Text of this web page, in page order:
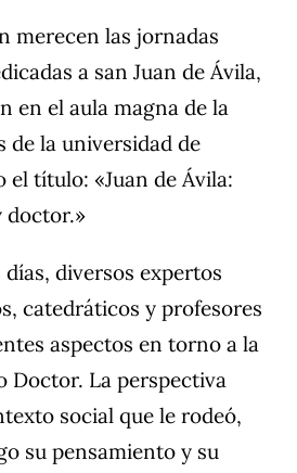
merecen las jornadas
a san Juan de Ávila,
en el aula magna de la
de la universidad de
el título: «Juan de Ávila:
doctor.»
diversos expertos
catedráticos y profesores
aspectos en torno a la
Doctor. La perspectiva
social que le rodeó,
su pensamiento y su